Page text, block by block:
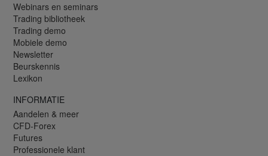
Webinars en seminars
Trading bibliotheek
Trading demo
Mobiele demo
Newsletter
Beurskennis
Lexikon
INFORMATIE
Aandelen & meer
CFD-Forex
Futures
Professionele klant